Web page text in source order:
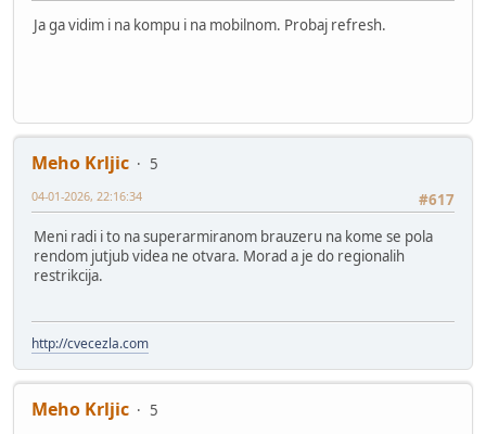
Ja ga vidim i na kompu i na mobilnom. Probaj refresh.
Meho Krljic
5
#617
04-01-2026, 22:16:34
Meni radi i to na superarmiranom brauzeru na kome se pola
rendom jutjub videa ne otvara. Morad a je do regionalih
restrikcija.
http://cvecezla.com
Meho Krljic 5